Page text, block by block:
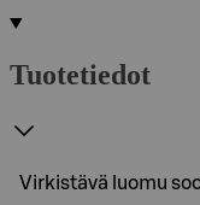
Tuotetiedot
Virkistävä luomu